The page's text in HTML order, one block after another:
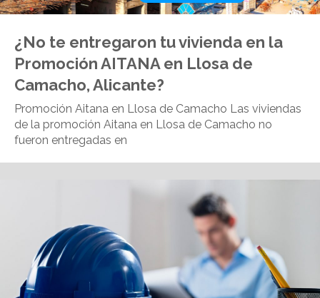
¿No te entregaron tu vivienda en la
Promoción AITANA en Llosa de
Camacho, Alicante?
Promoción Aitana en Llosa de Camacho Las viviendas
de la promoción Aitana en Llosa de Camacho no
fueron entregadas en